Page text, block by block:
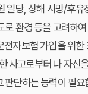
일당, 상해 사망/후
로 환경 등을 고려하
전자보험 가입을 위한
사고로부터 나 자신
판단하는 능력이 필